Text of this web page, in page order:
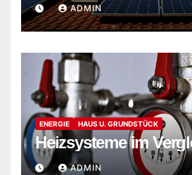
ADMIN
ENERGIE HAUS U. GRUNDSTÜCK
Heizsysteme im
ADMIN